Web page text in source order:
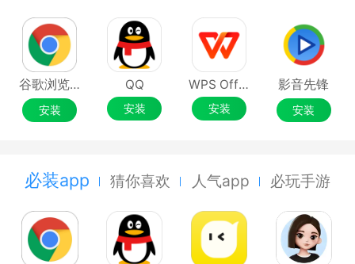
谷歌浏览器Google Chrome
安装
QQ
安装
WPS Office
安装
影音先锋
安装
必装app 猜你喜欢 人气app 必玩手游